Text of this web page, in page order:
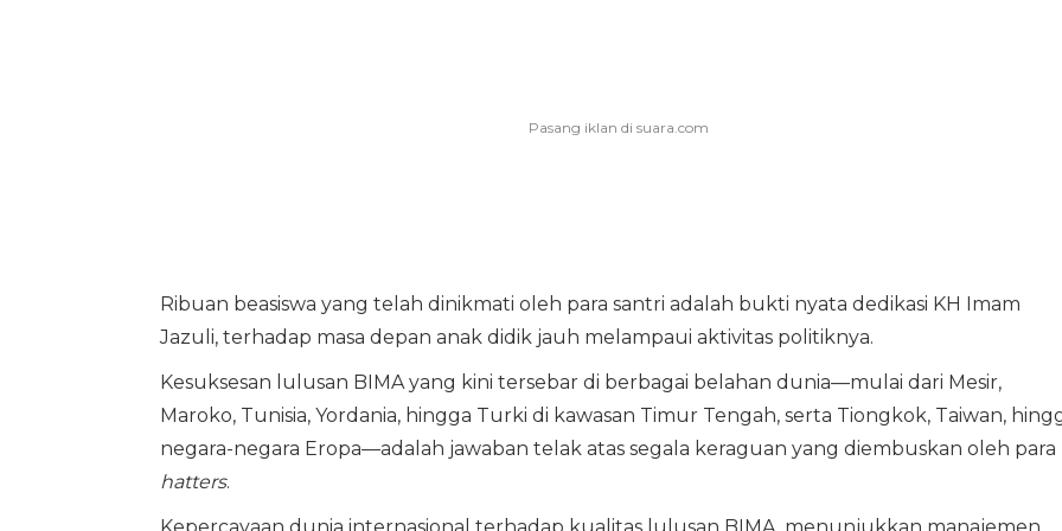
Ribuan beasiswa yang telah dinikmati oleh para santri adalah bukti nyata dedikasi KH Imam
Jazuli, terhadap masa depan anak didik jauh melampaui aktivitas politiknya.
Kesuksesan lulusan BIMA yang kini tersebar di berbagai belahan dunia—mulai dari Mesir,
Maroko, Tunisia, Yordania, hingga Turki di kawasan Timur Tengah, serta Tiongkok, Taiwan,
negara-negara Eropa—adalah jawaban telak atas segala keraguan yang diembuskan oleh para
hatters.
Kepercayaan dunia internasional terhadap kualitas lulusan BIMA, menunjukkan manajemen